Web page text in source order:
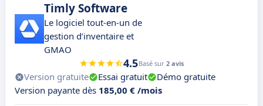
Timly Software
Le logiciel tout-en-un de
gestion d’inventaire et
GMAO
4.5Basé sur 2 avis
Version gratuite Essai gratuit
Démo gratuite
Version payante dès 185,00 € /mois